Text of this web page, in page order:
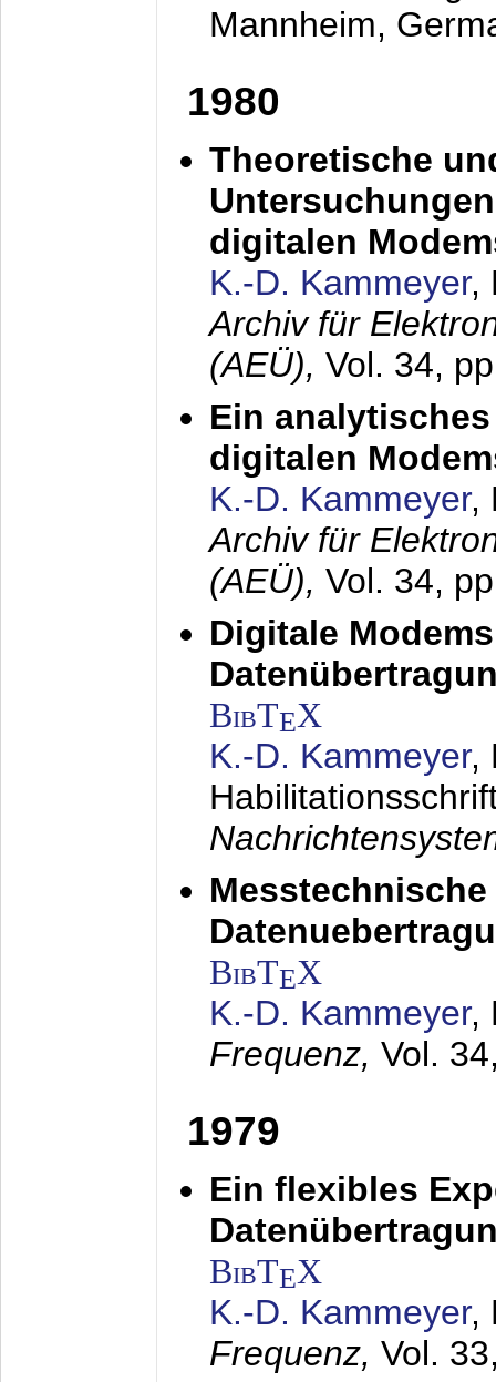
Mannheim,
1980
Theoretische
digitalen
K.-D. Kammeyer,
Archiv für
(AEÜ), Vol. 34,
Ein
digitalen
K.-D. Kammeyer,
Archiv für
(AEÜ), Vol. 34,
Digitale
BibTEX
K.-D. Kammeyer,
BibTEX
K.-D. Kammeyer,
Frequenz, Vol.
1979
Ein flexibles
BibTEX
K.-D. Kammeyer,
Frequenz, Vol.